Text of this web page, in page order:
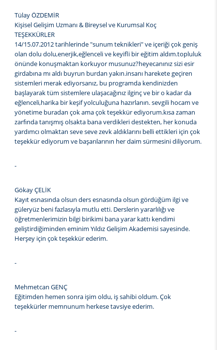
Tülay ÖZDEMİR
Kişisel Gelişim Uzmanı & Bireysel ve Kurumsal Koç
TEŞEKKÜRLER
14/15.07.2012 tarihlerinde "sunum teknikleri" ve içeriği çok geniş
olan dolu dolu,enerjik,eğlenceli ve keyifli bir eğitim aldım.topluluk
önünde konuşmaktan korkuyor musunuz?heyecanınız sizi esir
girdabına mı aldı buyrun burdan yakın.insanı harekete geçiren
sistemleri merak ediyorsanız, bu programda kendinizden
başlayarak tüm sistemlere ulaşacağınız ilginç ve bir o kadar da
eğlenceli,harika bir keşif yolculuğuna hazırlanın. sevgili hocam ve
yönetime buradan çok ama çok teşekkür ediyorum.kısa zaman
zarfında tanışmış olsakta bana verdikleri destekten, her konuda
yardımcı olmaktan seve seve zevk aldıklarını belli ettikleri için çok
teşekkür ediyorum ve başarılarının her daim sürmesini diliyorum.
-
Gökay ÇELİK
Kayıt esnasında olsun ders esnasında olsun gördüğüm ilgi ve
güleryüz beni fazlasıyla mutlu etti. Derslerin yararlılığı ve
öğretmenlerimizin bilgi birikimi bana yarar kattı kendimi
geliştirdiğiminden eminim Yıldız Gelişim Akademisi sayesinde.
Herşey için çok teşekkür ederim.
-
Mehmetcan GENÇ
Eğitimden hemen sonra işim oldu, iş sahibi oldum. Çok
teşekkürler memnunum herkese tavsiye ederim.
-